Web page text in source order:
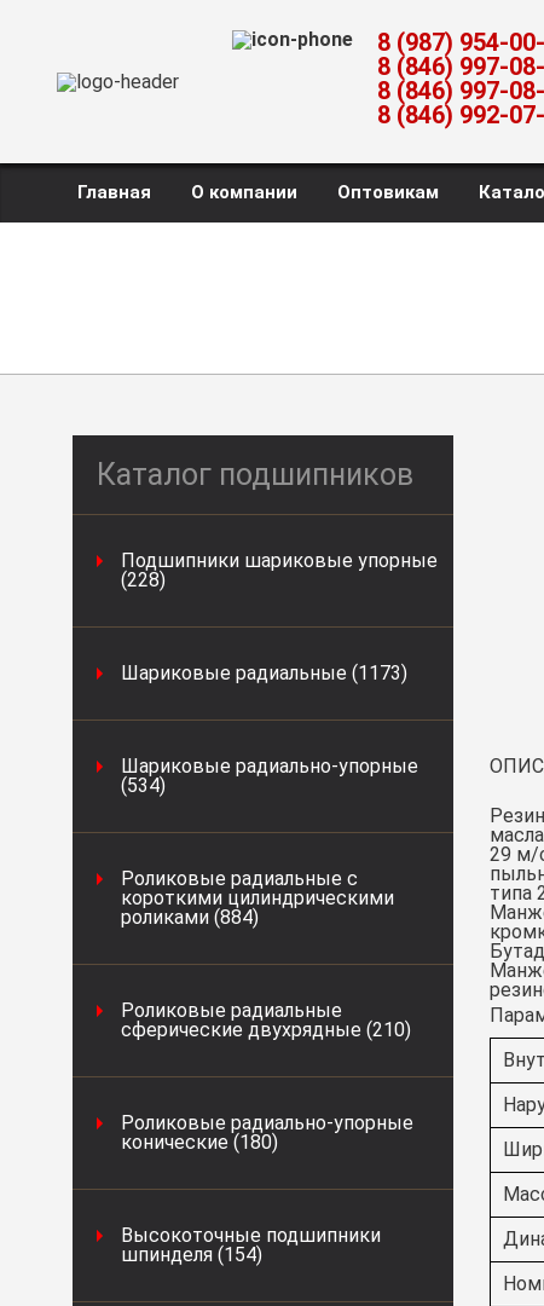
8 (987) 954-
8 (846) 997-
8 (846) 997-
8 (846) 992-
Главная О компании Оптовикам
Каталог подшипников
Подшипники шариковые упорные
(228)
Шариковые радиальные (1173)
Шариковые радиально-упорные
(534)
Роликовые радиальные с
короткими цилиндрическими
роликами (884)
Роликовые радиальные
сферические двухрядные (210)
Роликовые радиально-упорные
конические (180)
Высокоточные подшипники
шпинделя (154)
29 м/
типа